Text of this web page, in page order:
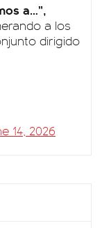
a…”,
a los
dirigido
14, 2026